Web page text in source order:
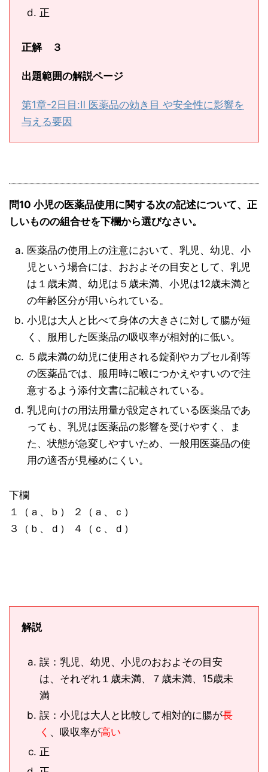
正
正解 ３
出題範囲の解説ページ
第1章-2日目:Ⅱ 医薬品の効き目 や安全性に影響を
与える要因
問10 小児の医薬品使用に関する次の記述について、正
しいものの組合せを下欄から選びなさい。
医薬品の使用上の注意において、乳児、幼児、小
児という場合には、おおよその目安として、乳児
は１歳未満、幼児は５歳未満、小児は12歳未満と
の年齢区分が用いられている。
小児は大人と比べて身体の大きさに対して腸が短
く、服用した医薬品の吸収率が相対的に低い。
５歳未満の幼児に使用される錠剤やカプセル剤等
の医薬品では、服用時に喉につかえやすいので注
意するよう添付文書に記載されている。
乳児向けの用法用量が設定されている医薬品であ
っても、乳児は医薬品の影響を受けやすく、ま
た、状態が急変しやすいため、一般用医薬品の使
用の適否が見極めにくい。
下欄
１（ａ、ｂ） ２（ａ、ｃ）
３（ｂ、ｄ） ４（ｃ、ｄ）
解説
誤：乳児、幼児、小児のおおよその目安
は、それぞれ１歳未満、７歳未満、15歳未
満
誤：小児は大人と比較して相対的に腸が長
く 、吸収率が高い
正